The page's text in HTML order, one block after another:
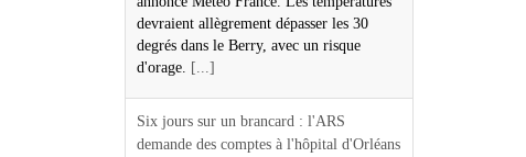
devraient allègrement dépasser les 30
degrés dans le Berry, avec un risque
d'orage.
[...]
Six jours sur un brancard : l'ARS
demande des comptes à l'hôpital d'Orléans